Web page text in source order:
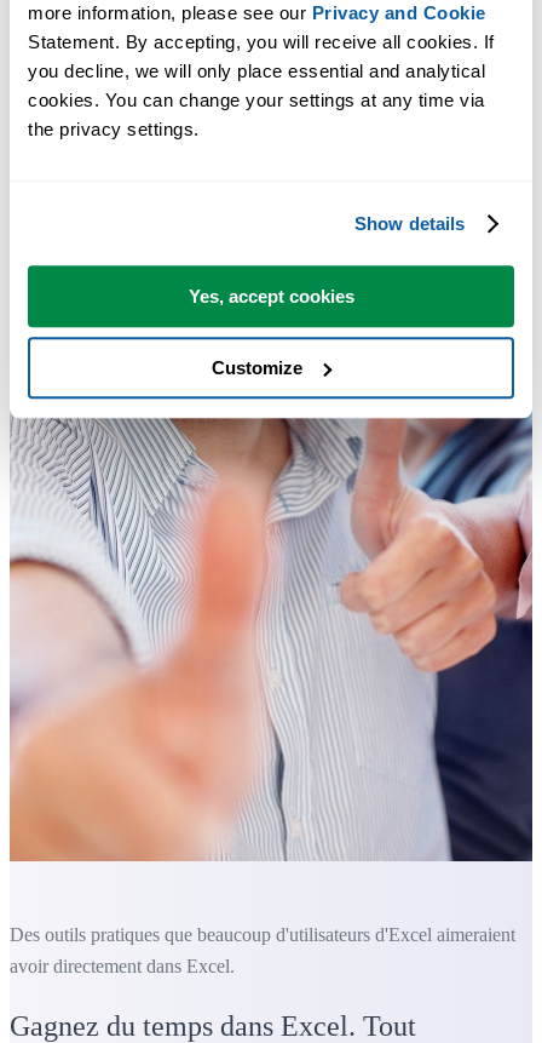
more information, please see our Privacy and Cookie
Statement. By accepting, you will receive all cookies. If
you decline, we will only place essential and analytical
cookies. You can change your settings at any time via
the privacy settings.
Show details
Yes, accept cookies
Customize
Des outils pratiques que beaucoup d'utilisateurs d'Excel aimeraient
avoir directement dans Excel.
Gagnez du temps dans Excel. Tout